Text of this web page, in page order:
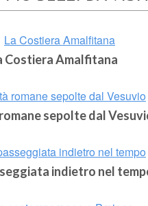
Costiera Amalfitana
sepolte dal
indietro nel